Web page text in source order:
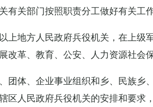
有关部门按照职责分工做好有关工作
上地方人民政府兵役机关，在上级
改革、教育、公安、人力资源社会
团体、企业事业组织和乡、民族乡
区人民政府兵役机关的安排和要求